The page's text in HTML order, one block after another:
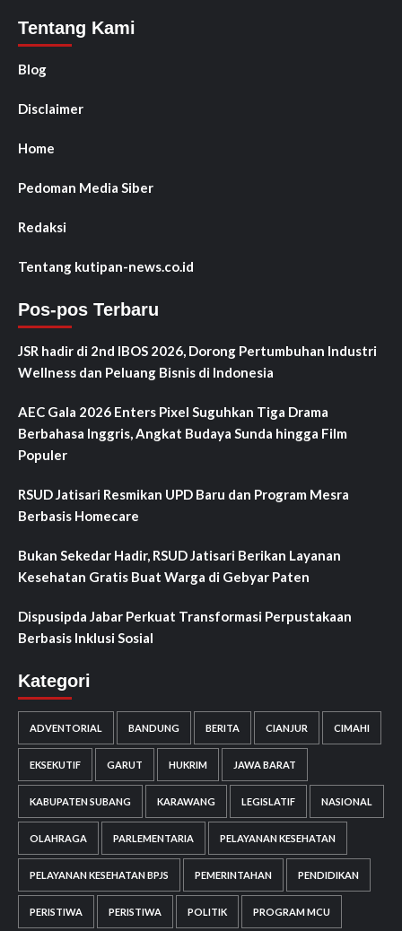
Tentang Kami
Blog
Disclaimer
Home
Pedoman Media Siber
Redaksi
Tentang kutipan-news.co.id
Pos-pos Terbaru
JSR hadir di 2nd IBOS 2026, Dorong Pertumbuhan Industri
Wellness dan Peluang Bisnis di Indonesia
AEC Gala 2026 Enters Pixel Suguhkan Tiga Drama
Berbahasa Inggris, Angkat Budaya Sunda hingga Film
Populer
RSUD Jatisari Resmikan UPD Baru dan Program Mesra
Berbasis Homecare
Bukan Sekedar Hadir, RSUD Jatisari Berikan Layanan
Kesehatan Gratis Buat Warga di Gebyar Paten
Dispusipda Jabar Perkuat Transformasi Perpustakaan
Berbasis Inklusi Sosial
Kategori
ADVENTORIAL BANDUNG BERITA CIANJUR CIMAHI
EKSEKUTIF GARUT HUKRIM JAWA BARAT
KABUPATEN SUBANG KARAWANG LEGISLATIF NASIONAL
OLAHRAGA PARLEMENTARIA PELAYANAN KESEHATAN
PELAYANAN KESEHATAN BPJS PEMERINTAHAN PENDIDIKAN
PERISTIWA PERISTIWA POLITIK PROGRAM MCU